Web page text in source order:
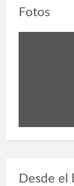
Fotos
Desde el